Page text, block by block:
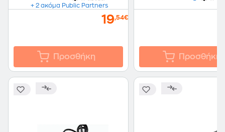
+ 2 ακόμα Public Partners
19,54€
Προσθήκη Προσθήκη